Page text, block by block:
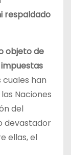
respaldado
objeto de
cuales han
Naciones
del
devastador
ellas, el